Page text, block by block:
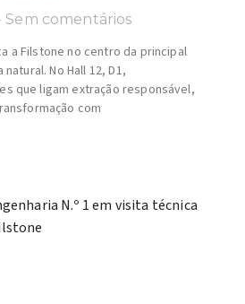
Sem comentários
a Filstone no centro da principal
No Hall 12, D1,
que ligam extração responsável,
com